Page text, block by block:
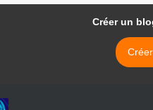
Créer un